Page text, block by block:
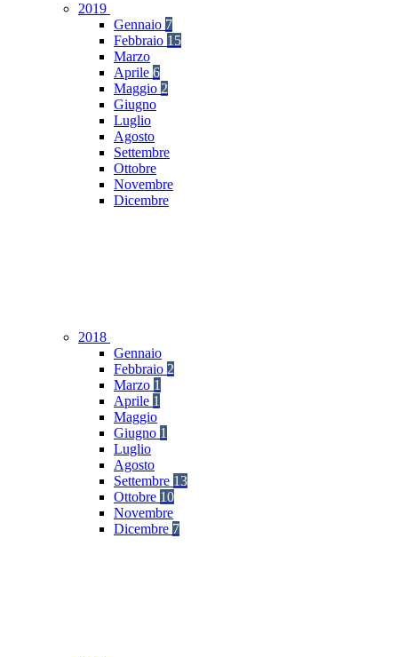
2019
Gennaio 7
Febbraio 15
Marzo
Aprile 6
Maggio 2
Giugno
Luglio
Agosto
Settembre
Ottobre
Novembre
Dicembre
2018
Gennaio
Febbraio 2
Marzo 1
Aprile 1
Maggio
Giugno 1
Luglio
Agosto
Settembre 13
Ottobre 10
Novembre
Dicembre 7